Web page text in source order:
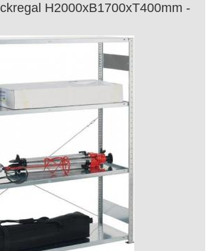
H2000xB1700xT400mm -